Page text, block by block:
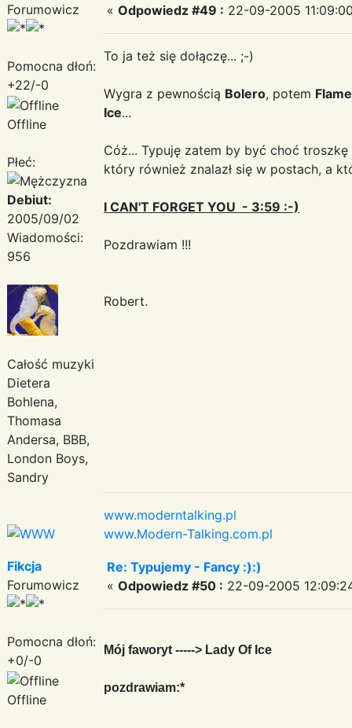
Forumowicz
Pomocna dłoń:
+22/-0
Offline
Płeć:
Debiut:
2005/09/02
Wiadomości:
956
Całość muzyki
Dietera
Bohlena,
Thomasa
Andersa, BBB,
London Boys,
Sandry
« Odpowiedz #49 : 22-09-2005
To ja też się dołączę... ;-)
Wygra z pewnością Bolero, potem
Ice...
Cóż... Typuję zatem by być choć
który również znalazł się w postach, a
I CAN'T FORGET YOU - 3:59 :-)
Pozdrawiam !!!
Robert.
www.moderntalking.pl
www.Modern-Talking.com.pl
Fikcja
Forumowicz
Pomocna dłoń:
+0/-0
Offline
Re: Typujemy - Fancy :):)
« Odpowiedz #50 : 22-09-2005
Mój faworyt -----> Lady Of Ice
pozdrawiam:*